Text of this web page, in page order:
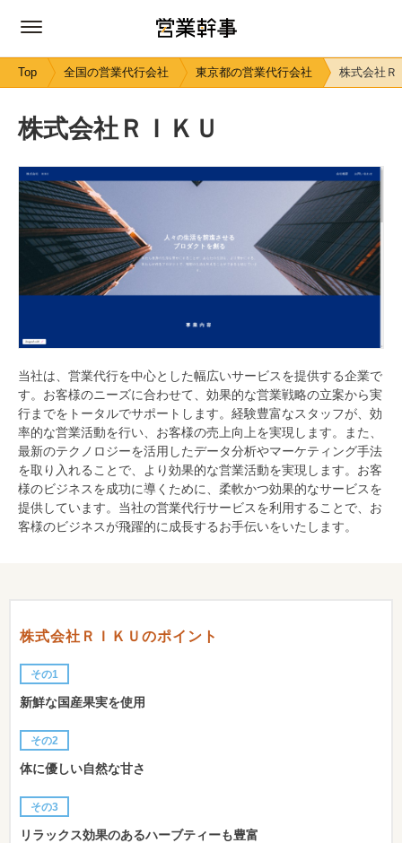
Top 全国の営業代行会社 東京都の営業代行会社 株式会社Ｒ
株式会社ＲＩＫＵ
当社は、営業代行を中心とした幅広いサービスを提供する企業で
す。お客様のニーズに合わせて、効果的な営業戦略の立案から実
行までをトータルでサポートします。経験豊富なスタッフが、効
率的な営業活動を行い、お客様の売上向上を実現します。また、
最新のテクノロジーを活用したデータ分析やマーケティング手法
を取り入れることで、より効果的な営業活動を実現します。お客
様のビジネスを成功に導くために、柔軟かつ効果的なサービスを
提供しています。当社の営業代行サービスを利用することで、お
客様のビジネスが飛躍的に成長するお手伝いをいたします。
株式会社ＲＩＫＵのポイント
その1
新鮮な国産果実を使用
その2
体に優しい自然な甘さ
その3
リラックス効果のあるハーブティーも豊富